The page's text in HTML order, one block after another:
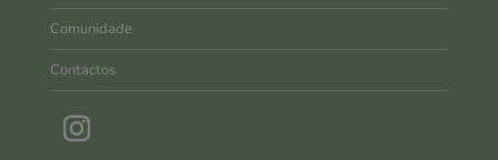
Comunidade
Contactos